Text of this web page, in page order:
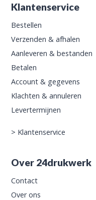
Klantenservice
Bestellen
Verzenden & afhalen
Aanleveren & bestanden
Betalen
Account & gegevens
Klachten & annuleren
Levertermijnen
> Klantenservice
Over 24drukwerk
Contact
Over ons